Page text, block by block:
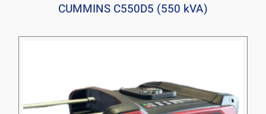
CUMMINS C550D5 (550 kVA)